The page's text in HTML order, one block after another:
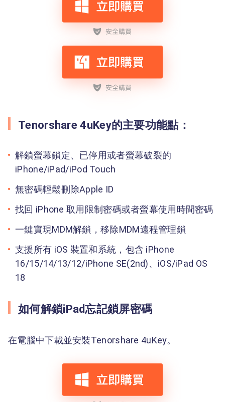
Tenorshare 4uKey的主要功能點：
解鎖螢幕鎖定、已停用或者螢幕破裂的
iPhone/iPad/iPod Touch
無密碼輕鬆刪除Apple ID
找回 iPhone 取用限制密碼或者螢幕使用時間密碼
一鍵實現MDM解鎖，移除MDM遠程管理鎖
支援所有 iOS 裝置和系統，包含 iPhone
16/15/14/13/12/iPhone SE(2nd)、iOS/iPad OS
18
如何解鎖iPad忘記鎖屏密碼
在電腦中下載並安裝Tenorshare 4uKey。